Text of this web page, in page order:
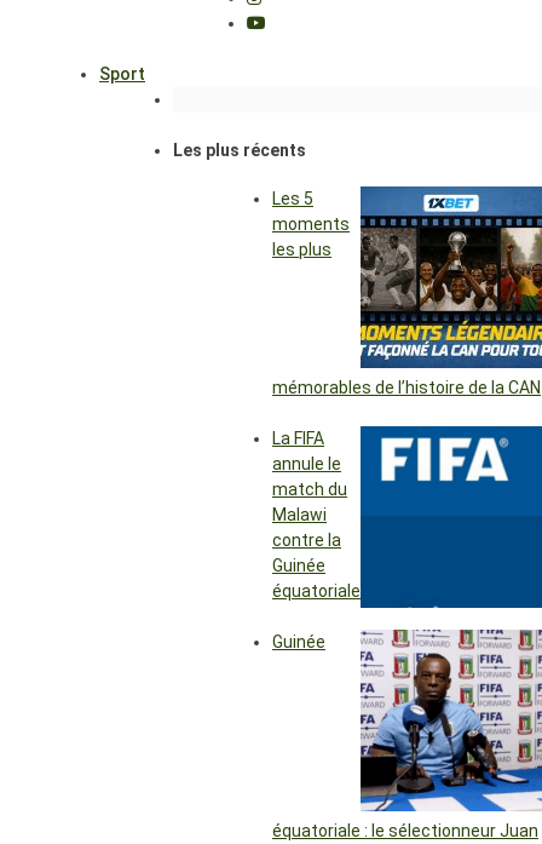
Sport
Les plus récents
Les 5
moments
les plus
mémorables de l’histoire de la CAN
La FIFA
annule le
match du
Malawi
contre la
Guinée
équatoriale
Guinée
équatoriale : le sélectionneur Juan